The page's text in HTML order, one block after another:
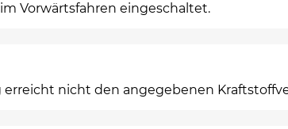
Vorwärtsfahren eingeschaltet.
erreicht nicht den angegebenen